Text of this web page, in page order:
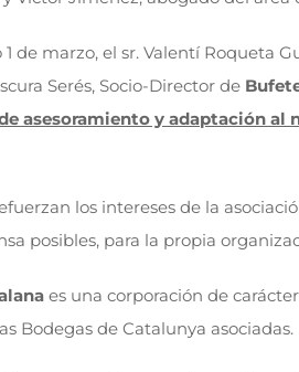
de marzo, el sr. Valentí Roqueta
Serés, Socio-Director de
asesoramiento y adaptación al
los intereses de la
posibles, para la propia
es una corporación de
Bodegas de Catalunya asociadas.